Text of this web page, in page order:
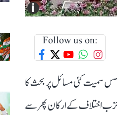
i
Follow us on:
سمیت کئی مسائل پر بحث کا
حزب اختلاف کے ارکان پھر سے